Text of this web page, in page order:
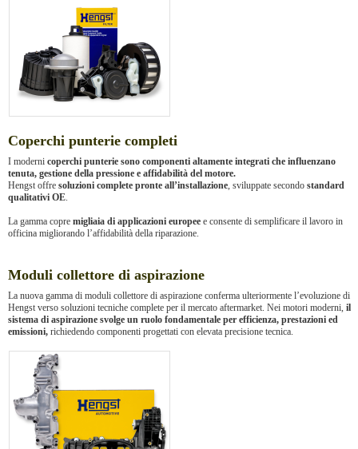
Coperchi punterie completi
I moderni coperchi punterie sono componenti altamente integrati che influenzano
tenuta, gestione della pressione e affidabilità del motore.
Hengst offre soluzioni complete pronte all’installazione, sviluppate secondo standard
qualitativi OE.
La gamma copre migliaia di applicazioni europee e consente di semplificare il lavoro in
officina migliorando l’affidabilità della riparazione.
Moduli collettore di aspirazione
La nuova gamma di moduli collettore di aspirazione conferma ulteriormente l’evoluzione di
Hengst verso soluzioni tecniche complete per il mercato aftermarket. Nei motori moderni, il
sistema di aspirazione svolge un ruolo fondamentale per efficienza, prestazioni ed
emissioni, richiedendo componenti progettati con elevata precisione tecnica.